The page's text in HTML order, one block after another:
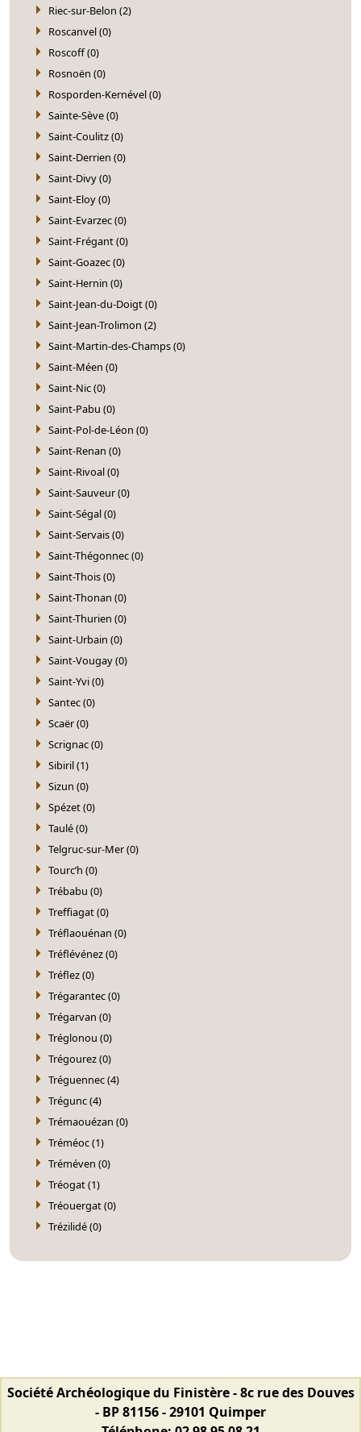
Riec-sur-Belon (2)
Roscanvel (0)
Roscoff (0)
Rosnoën (0)
Rosporden-Kernével (0)
Sainte-Sève (0)
Saint-Coulitz (0)
Saint-Derrien (0)
Saint-Divy (0)
Saint-Eloy (0)
Saint-Evarzec (0)
Saint-Frégant (0)
Saint-Goazec (0)
Saint-Hernin (0)
Saint-Jean-du-Doigt (0)
Saint-Jean-Trolimon (2)
Saint-Martin-des-Champs (0)
Saint-Méen (0)
Saint-Nic (0)
Saint-Pabu (0)
Saint-Pol-de-Léon (0)
Saint-Renan (0)
Saint-Rivoal (0)
Saint-Sauveur (0)
Saint-Ségal (0)
Saint-Servais (0)
Saint-Thégonnec (0)
Saint-Thois (0)
Saint-Thonan (0)
Saint-Thurien (0)
Saint-Urbain (0)
Saint-Vougay (0)
Saint-Yvi (0)
Santec (0)
Scaër (0)
Scrignac (0)
Sibiril (1)
Sizun (0)
Spézet (0)
Taulé (0)
Telgruc-sur-Mer (0)
Tourc’h (0)
Trébabu (0)
Treffiagat (0)
Tréflaouénan (0)
Tréflévénez (0)
Tréflez (0)
Trégarantec (0)
Trégarvan (0)
Tréglonou (0)
Trégourez (0)
Tréguennec (4)
Trégunc (4)
Trémaouézan (0)
Tréméoc (1)
Tréméven (0)
Tréogat (1)
Tréouergat (0)
Trézilidé (0)
Société Archéologique du Finistère - 8c rue des Douves
- BP 81156 - 29101 Quimper